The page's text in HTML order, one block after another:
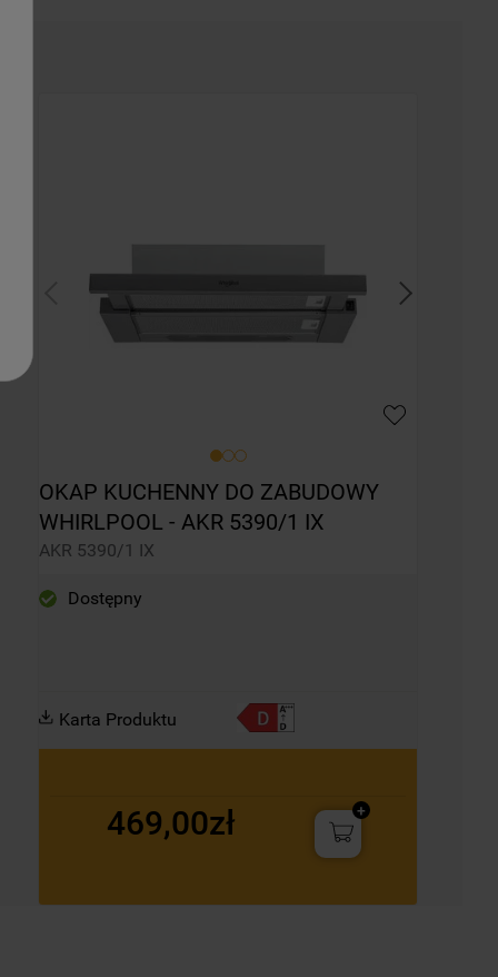
OKAP KUCHENNY DO ZABUDOWY
WHIRLPOOL - AKR 5390/1 IX
AKR 5390/1 IX
Dostępny
Karta Produktu
469,00zł